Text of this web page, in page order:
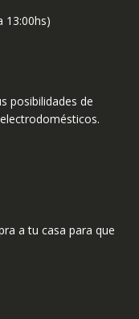
13:00hs)
posibilidades de
a tu casa para que